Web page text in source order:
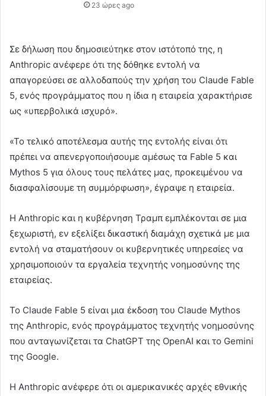
23 ώρες ago
Σε δήλωση που δημοσιεύτηκε στον ιστότοπό της, η
Anthropic ανέφερε ότι της δόθηκε εντολή να
απαγορεύσει σε αλλοδαπούς την χρήση του Claude Fable
5, ενός προγράμματος που η ίδια η εταιρεία χαρακτήρισε
ως «υπερβολικά ισχυρό».
«Το τελικό αποτέλεσμα αυτής της εντολής είναι ότι
πρέπει να απενεργοποιήσουμε αμέσως τα Fable 5 και
Mythos 5 για όλους τους πελάτες μας, προκειμένου να
διασφαλίσουμε τη συμμόρφωση», έγραψε η εταιρεία.
Η Anthropic και η κυβέρνηση Τραμπ εμπλέκονται σε μια
ξεχωριστή, εν εξελίξει δικαστική διαμάχη σχετικά με μια
εντολή να σταματήσουν οι κυβερνητικές υπηρεσίες να
χρησιμοποιούν τα εργαλεία τεχνητής νοημοσύνης της
εταιρείας.
Το Claude Fable 5 είναι μια έκδοση του Claude Mythos
της Anthropic, ενός προγράμματος τεχνητής νοημοσύνης
που ανταγωνίζεται τα ChatGPT της OpenAI και το Gemini
της Google.
Η Anthropic ανέφερε ότι οι αμερικανικές αρχές εθνικής